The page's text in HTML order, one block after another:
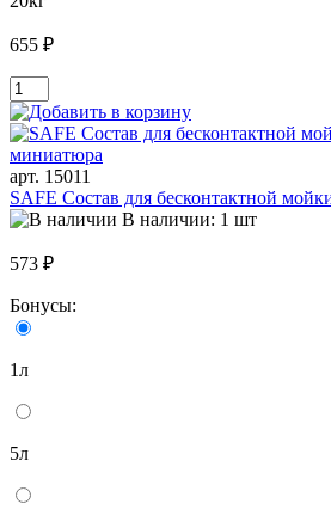
655 ₽
арт. 15011
SAFE Состав для бесконтактной
В наличии: 1 шт
573 ₽
Бонусы:
1л
5л